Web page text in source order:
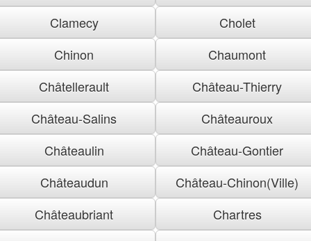
Clamecy
Cholet
Chinon
Chaumont
Châtellerault
Château-Thierry
Château-Salins
Châteauroux
Châteaulin
Château-Gontier
Châteaudun
Château-Chinon(Ville)
Châteaubriant
Chartres